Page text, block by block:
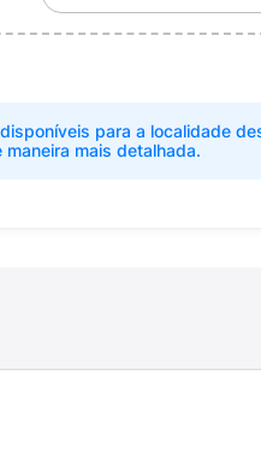
para a localidade
mais detalhada.